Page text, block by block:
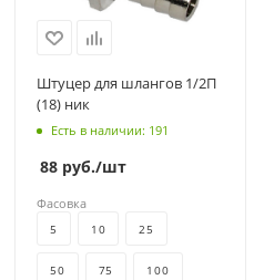
Штуцер для шлангов 1/2П
(18) ник
Есть в наличии: 191
88 руб./шт
Фасовка
5 10 25
50 75 100